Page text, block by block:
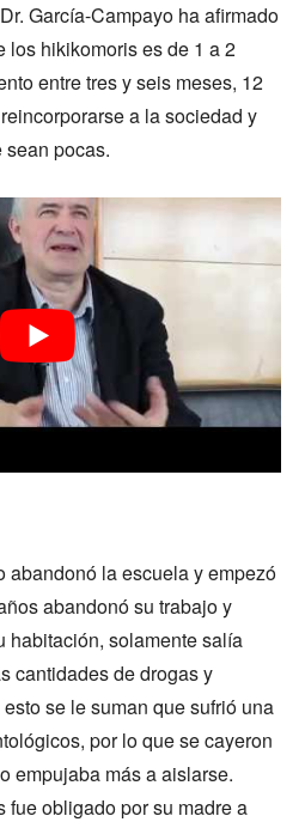
García-Campayo ha afirmado
los hikikomoris es de 1 a 2
entre tres y seis meses, 12
a la sociedad y
pocas.
abandonó la escuela y empezó
abandonó su trabajo y
habitación, solamente salía
cantidades de drogas y
se le suman que sufrió una
por lo que se cayeron
empujaba más a aislarse.
obligado por su madre a